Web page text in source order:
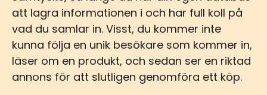
att lagra informationen i och har full koll på
vad du samlar in. Visst, du kommer inte
kunna följa en unik besökare som kommer in,
läser om en produkt, och sedan ser en riktad
annons för att slutligen genomföra ett köp.